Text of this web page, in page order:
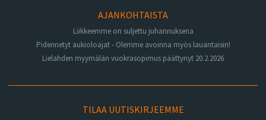
AJANKOHTAISTA
Liikkeemme on suljettu juhannuksena
Pidennetyt aukioloajat - Olemme avoinna myös lauantaisin!
Lielahden myymälän vuokrasopimus päättynyt 20.2.2026
TILAA UUTISKIRJEEMME